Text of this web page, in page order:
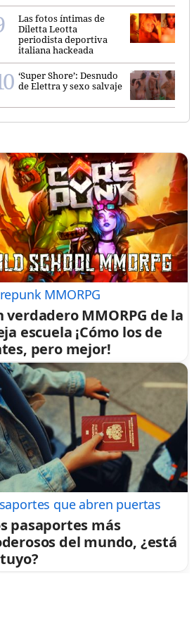
Las fotos íntimas de
Diletta Leotta
periodista deportiva
italiana hackeada
‘Super Shore’: Desnudo
de Elettra y sexo salvaje
MMORPG
verdadero MMORPG de la
escuela ¡Cómo los de
pero mejor!
que abren puertas
pasaportes más
del mundo, ¿está